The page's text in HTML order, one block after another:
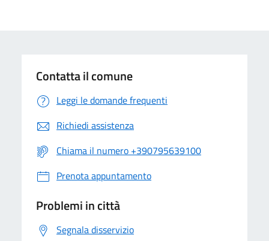
Contatta il comune
Leggi le domande frequenti
Richiedi assistenza
Chiama il numero +390795639100
Prenota appuntamento
Problemi in città
Segnala disservizio